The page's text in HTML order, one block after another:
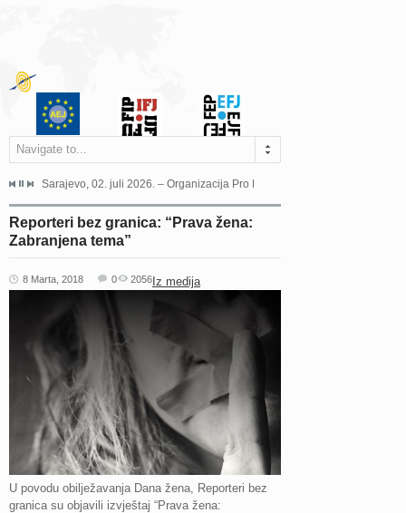
Navigate to...
Grada Sarajeva povodom Dana Sarajeva dugogodišnjoj...
Sarajevo, 02. juli 2026. – Organizacija Pro Educa juče je uspješno
Reporteri bez granica: “Prava žena:
Zabranjena tema”
8 Marta, 2018 Iz medija
0 2056
U povodu obilježavanja Dana žena, Reporteri bez
granica su objavili izvještaj “Prava žena: